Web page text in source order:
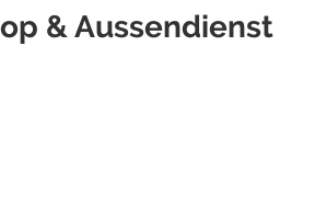
& Aussendienst